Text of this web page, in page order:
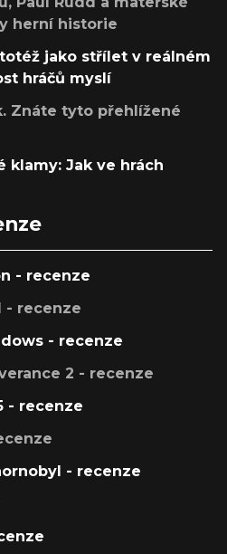
herní historie
jako střílet v reálném
hráčů myslí
Znáte tyto přehlížené
klamy: Jak ve hrách
- recenze
- recenze
- recenze
2 - recenze
- recenze
- recenze